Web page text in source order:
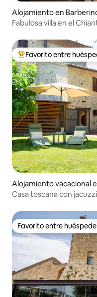
Alojamiento en
Fabulosa villa en el
Favorito entre
Favorito entre
Alojamiento vacacional
Casa toscana con
Favorito entre
Favorito entre